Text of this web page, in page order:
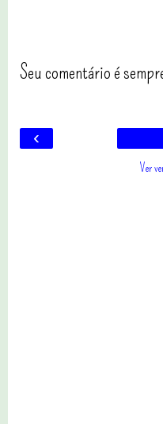
Seu comentário é
‹
Ver